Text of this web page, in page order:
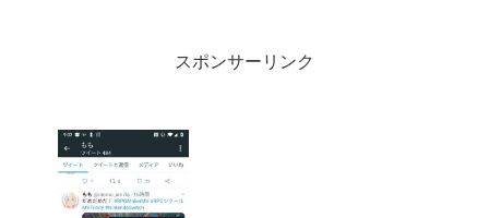
スポンサーリンク